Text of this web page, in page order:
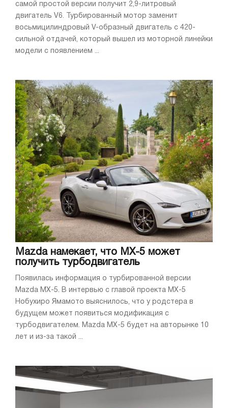
самой простой версии получит 2,9-литровый
двигатель V6. Турбированный мотор заменит
восьмицилиндровый V-образный двигатель с 420-
сильной отдачей, который вышел из моторной линейки
модели с появлением ...
Mazda намекает, что MX-5 может
получить турбодвигатель
Появилась информация о турбированной версии
Mazda MX-5. В интервью с главой проекта MX-5
Нобухиро Ямамото выяснилось, что у родстера в
будущем может появиться модификация с
турбодвигателем. Mazda MX-5 будет на авторынке 10
лет и из-за такой ...